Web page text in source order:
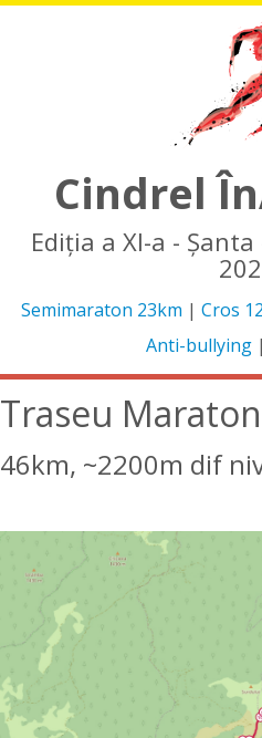
Cindrel
Ediția a XI-a -
Semimaraton 23km | Cros
Anti-bullying |
Traseu Maraton
46km, ~2200m dif